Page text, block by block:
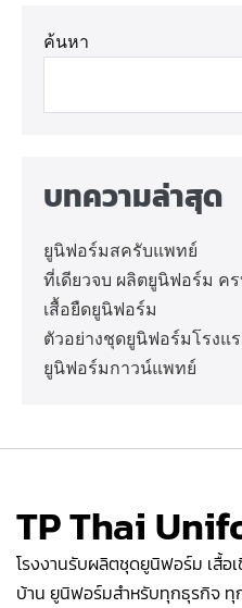
ค้นหา
บทความล่าสุด
ยูนิฟอร์มสครับแพทย์
ที่เดียวจบ ผลิตยูนิฟอร์ม ค
เสื้อยืดยูนิฟอร์ม
ตัวอย่างชุดยูนิฟอร์มโรงแ
ยูนิฟอร์มกาวน์แพทย์
TP Thai
โรงงานรับผลิตชุดยูนิฟอร์ม เสื้อ
บ้าน ยูนิฟอร์มสำหรับทุกธุรกิจ